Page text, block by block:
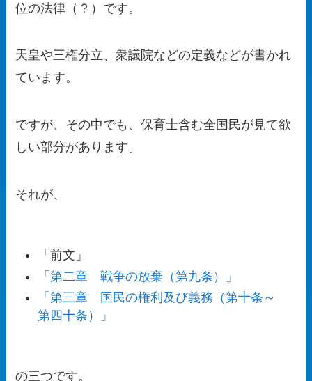
位の法律（？）です。
天皇や三権分立、衆議院などの定義などが書かれ
ています。
ですが、その中でも、保育士含む全国民が見て欲
しい部分があります。
それが、
「前文」
「 第二章 戦争の放棄（第九条）」
「第三章 国民の権利及び義務（第十条～
第四十条）」
の三つです。